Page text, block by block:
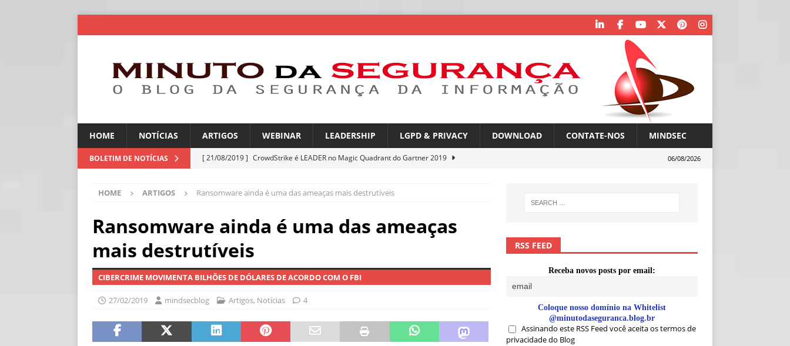
HOME NOTÍCIAS ARTIGOS WEBINAR LEADERSHIP LGPD & PRIVACY DOWNLOAD CONTATE-NOS MINDSEC
BOLETIM DE NOTÍCIAS [ 21/08/2019 ] CrowdStrike é LEADER no Magic Quadrant do Gartner 2019
[ 06/08/2026 ] Falsas promessas de emprego na Meta, Disney, Coca-Cola e Spotify
NOTÍCIAS
[ 06/08/2026 ] IA eleva taxa de sucesso de phishing para 54%
[ 06/08/2026 ] Campanha de phishing mira instituições globais com falsos e-mails de
compras
NOTÍCIAS
NOTÍCIAS
06/08/2026
HOME ARTIGOS Ransomware ainda é uma das ameaças mais destrutíveis
Ransomware ainda é uma das ameaças
mais destrutíveis
CIBERCRIME MOVIMENTA BILHÕES DE DÓLARES DE ACORDO COM O FBI
27/02/2019 mindsecblog Artigos, Notícias 4
RSS FEED
Receba novos posts por email:
Coloque nosso domínio na Whitelist
@minutodaseguranca.blog.br
Assinando este RSS Feed você aceita os termos de
privacidade do Blog